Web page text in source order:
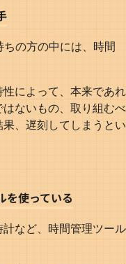
の方の中には、時間
によって、本来であれ
ないもの、取り組むべ
、遅刻してしまうとい
を使っている
など、時間管理ツール